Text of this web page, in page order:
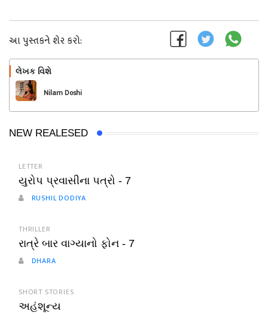
આ પુસ્તકને શેર કરો:
લેખક વિશે
Nilam Doshi
NEW REALESED
LETTER
યુરોપ પ્રવાસીના પત્રો - 7
RUSHIL DODIYA
THRILLER
રાત્રે બાર વાગ્યાનો ફોન - 7
DHARA
SHORT STORIES
અહંશૂન્ય